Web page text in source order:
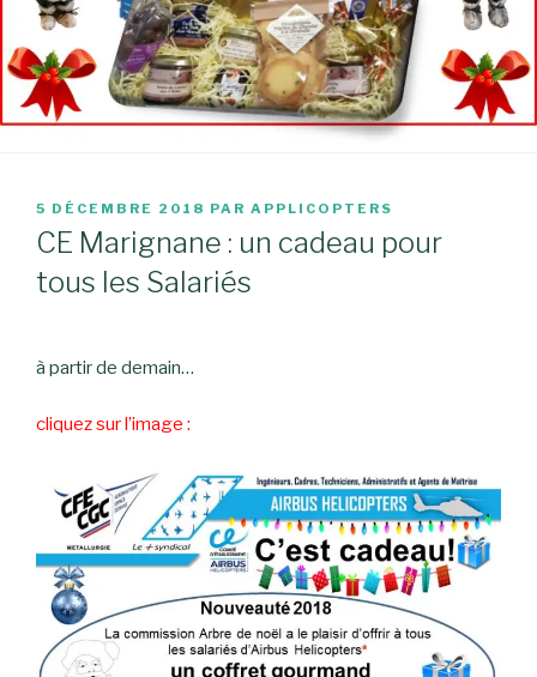
PUBLIÉ
LE
5 DÉCEMBRE 2018 PAR APPLICOPTERS
CE Marignane : un cadeau pour
tous les Salariés
à partir de demain…
cliquez sur l’image :